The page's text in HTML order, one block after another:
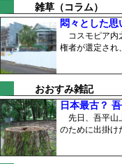
雑草（コラム）
悶々とした
コスモピア内
権者が選定され
おおすみ雑記
日本最古？
先日、吾平山
のために出掛け